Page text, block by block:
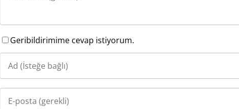
Geribildirimime cevap istiyorum.